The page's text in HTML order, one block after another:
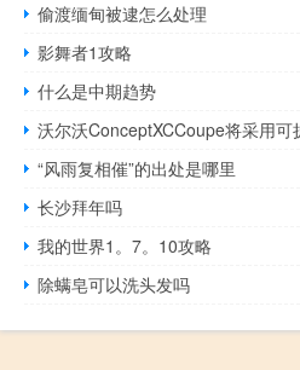
偷渡缅甸被逮怎么处理
影舞者1攻略
什么是中期趋势
沃尔沃ConceptXCCoupe将采用可
“风雨复相催”的出处是哪里
长沙拜年吗
我的世界1。7。10攻略
除螨皂可以洗头发吗